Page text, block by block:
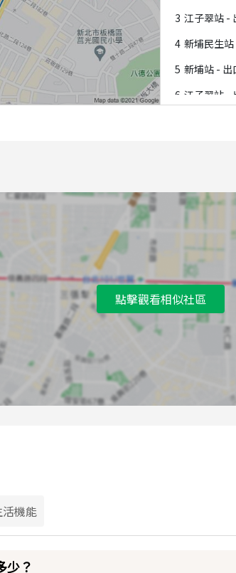
3 江子翠站 -
4 新埔民生站
5 新埔站 - 出
6 江子翠站 -
點擊觀看相似社區
活機能
少？